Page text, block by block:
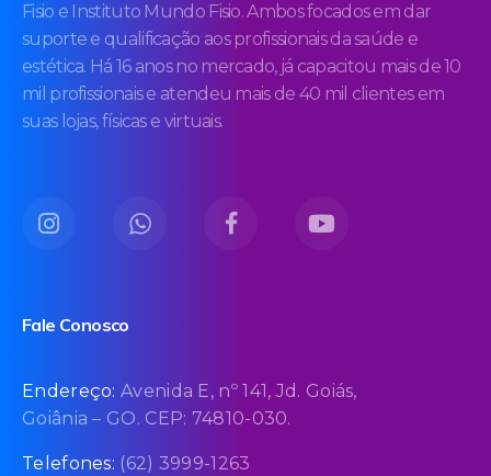
Fisio e Instituto Mundo Fisio. Ambos focados em dar
suporte e qualificação aos profissionais da saúde e
estética. Há 16 anos no mercado, já capacitou mais de 10
mil profissionais e atendeu mais de 40 mil clientes em
suas lojas, físicas e virtuais.
Fale Conosco
Endereço:Avenida E, nº 141, Jd. Goiás,
Goiânia – GO. CEP: 74810-030.
Telefones: (62) 3999-1263